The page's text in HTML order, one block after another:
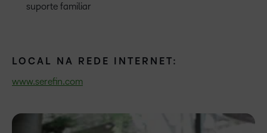
suporte familiar
LOCAL NA REDE INTERNET:
www.serefin.com